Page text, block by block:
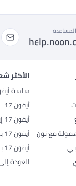
مع نون
الأكثر
سلسة
أيفون 17
أيفون 17 إير
أيفون 17 برو
أيفون 17 برو ماكس
العودة